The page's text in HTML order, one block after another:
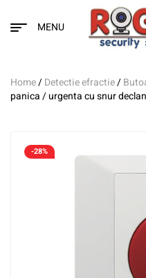
MENU
Home/Detectie efractie/
panica / urgenta cu snur
-28%